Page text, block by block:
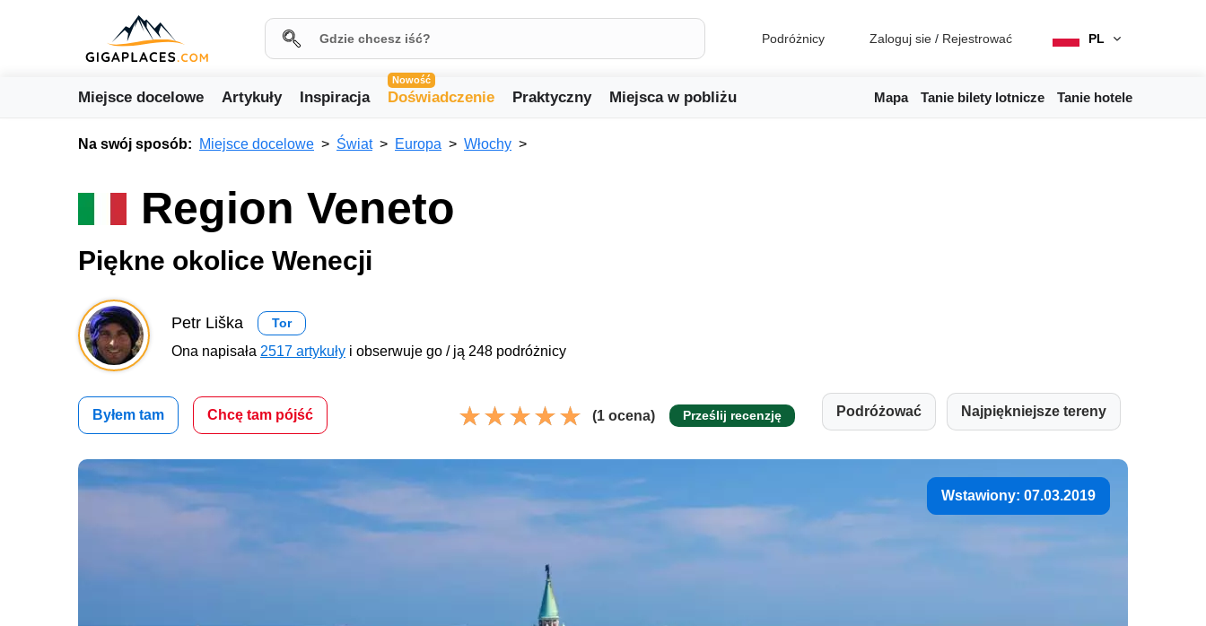
Podróżnicy Zaloguj sie / Rejestrować PL
Miejsce docelowe Artykuły Inspiracja
Nowość
Doświadczenie Praktyczny Miejsca w pobliżu Mapa Tanie bilety lotnicze Tanie hotele
Na swój sposób: Miejsce docelowe Świat Europa Włochy
Region Veneto
Piękne okolice Wenecji
Petr Liška Tor
Ona napisała 2517 artykuły i obserwuje go / ją 248 podróżnicy
Byłem tam Chcę tam pójść (1 ocena) Prześlij recenzję Podróżować Najpiękniejsze tereny
Wstawiony: 07.03.2019